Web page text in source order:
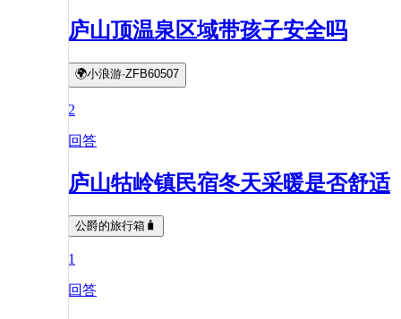
庐山顶温泉区域带孩子安全吗
🌍小浪游·ZFB60507
2
回答
庐山牯岭镇民宿冬天采暖是否舒适
公爵的旅行箱🧳
1
回答